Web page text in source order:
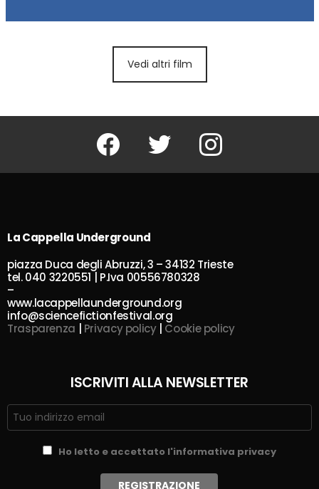
Vedi altri film
Facebook Twitter Instagram
La Cappella Underground
piazza Duca degli Abruzzi, 3 – 34132 Trieste
tel. 040 3220551 | P.Iva 00556780328
–
www.lacappellaunderground.org
info@sciencefictionfestival.org
Trasparenza | Privacy policy| Cookie policy
ISCRIVITI ALLA NEWSLETTER
Ho letto e accettato l'informativa privacy